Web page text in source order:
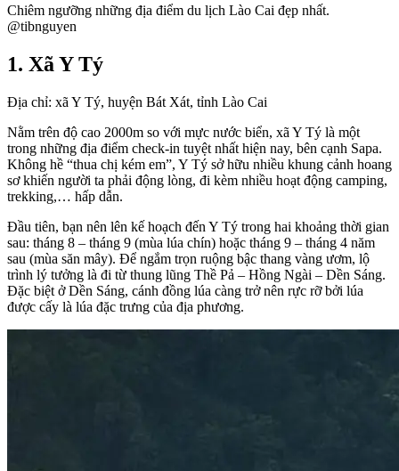
Chiêm ngưỡng những địa điểm du lịch Lào Cai đẹp nhất.
@tibnguyen
1. Xã Y Tý
Địa chỉ: xã Y Tý, huyện Bát Xát, tỉnh Lào Cai
Nằm trên độ cao 2000m so với mực nước biển, xã Y Tý là một
trong những địa điểm check-in tuyệt nhất hiện nay, bên cạnh Sapa.
Không hề “thua chị kém em”, Y Tý sở hữu nhiều khung cảnh hoang
sơ khiến người ta phải động lòng, đi kèm nhiều hoạt động camping,
trekking,… hấp dẫn.
Đầu tiên, bạn nên lên kế hoạch đến Y Tý trong hai khoảng thời gian
sau: tháng 8 – tháng 9 (mùa lúa chín) hoặc tháng 9 – tháng 4 năm
sau (mùa săn mây). Để ngắm trọn ruộng bậc thang vàng ươm, lộ
trình lý tưởng là đi từ thung lũng Thề Pả – Hồng Ngài – Dền Sáng.
Đặc biệt ở Dền Sáng, cánh đồng lúa càng trở nên rực rỡ bởi lúa
được cấy là lúa đặc trưng của địa phương.